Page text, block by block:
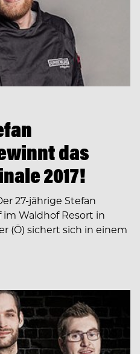
das
2017!
27-jährige Stefan
Waldhof Resort in
(Ö) sichert sich in einem